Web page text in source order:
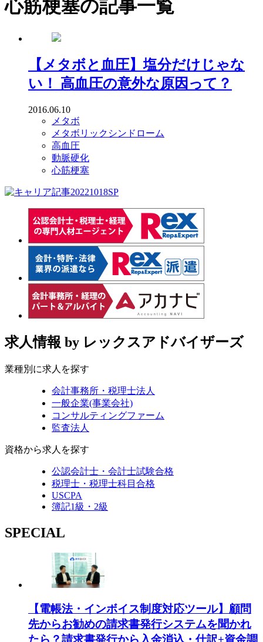
心筋梗塞の記事一覧
【メタボと血圧】塩分だけじゃな
い！ 高血圧の意外な原因って？
2016.06.10
メタボ
メタボリックシンドローム
高血圧
動脈硬化
心筋梗塞
求人情報 by レックスアドバイザーズ
業種別に求人を探す
会計事務所・税理士法人
一般企業(事業会社)
コンサルティングファーム
監査法人
資格から求人を探す
公認会計士・会計士試験合格
税理士・税理士科目合格
USCPA
簿記1級・2級
SPECIAL
【電帳法・インボイス制度対応ツール】顧問
先からお勧めの請求書発行システムを聞かれ
たら？請求書発行から入金消込・仕訳+資金調